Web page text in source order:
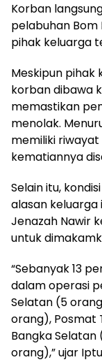
Korban
pelabuhan
pihak keluarga
Meskipun pihak
korban dibawa
memastikan
menolak.
memiliki
kematiannya
Selain itu,
alasan
Jenazah Nawir
untuk
“Sebanyak 13
dalam operasi
Selatan (5
orang), Posmat
Bangka
orang),” ujar